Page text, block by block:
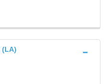
(LA)